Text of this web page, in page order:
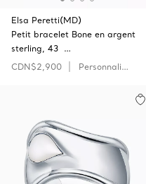
Elsa Peretti(MD)
Petit bracelet Bone en argent
sterling, 43 …
CDN$2,900
Personnaliser